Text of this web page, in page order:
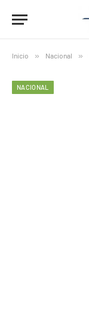
Inicio » Nacional »
NACIONAL